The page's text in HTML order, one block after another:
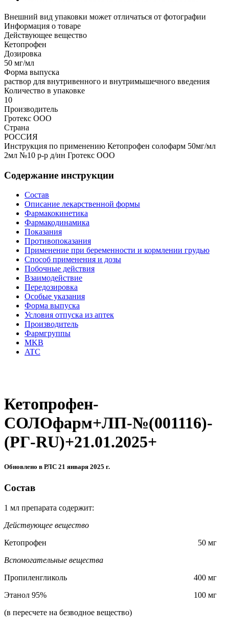
Внешний вид упаковки может отличаться от фотографии
Информация о товаре
Действующее вещество
Кетопрофен
Дозировка
50 мг/мл
Форма выпуска
раствор для внутривенного и внутримышечного введения
Количество в упаковке
10
Производитель
Гротекс ООО
Страна
РОССИЯ
Инструкция по применению Кетопрофен солофарм 50мг/мл
2мл №10 р-р д/ин Гротекс ООО
Содержание инструкции
Состав
Описание лекарственной формы
Фармакокинетика
Фармакодинамика
Показания
Противопоказания
Применение при беременности и кормлении грудью
Способ применения и дозы
Побочные действия
Взаимодействие
Передозировка
Особые указания
Форма выпуска
Условия отпуска из аптек
Производитель
Фармгруппы
MKB
ATC
Кетопрофен-
СОЛОфарм+ЛП-№(001116)-
(РГ-RU)+21.01.2025+
Обновлено в РЛС 21 января 2025 г.
Состав
1 мл препарата содержит:
Действующее вещество
Кетопрофен 50 мг
Вспомогательные вещества
Пропиленгликоль 400 мг
Этанол 95% 100 мг
(в пересчете на безводное вещество)